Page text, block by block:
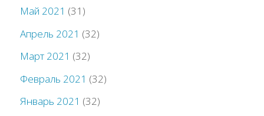
Май 2021 (31)
Апрель 2021 (32)
Март 2021 (32)
Февраль 2021 (32)
Январь 2021 (32)